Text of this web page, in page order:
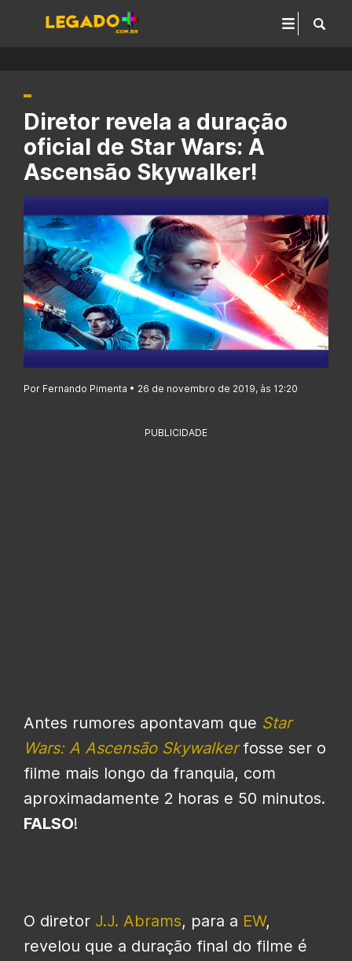
Diretor revela a duração
oficial de Star Wars: A
Ascensão Skywalker!
Por Fernando Pimenta • 26 de novembro de 2019, às 12:20
PUBLICIDADE
Antes rumores apontavam que Star
Wars: A Ascensão Skywalkerfosse ser o
filme mais longo da franquia, com
aproximadamente 2 horas e 50 minutos.
FALSO!
O diretor J.J. Abrams, para a EW,
revelou que a duração final do filme é